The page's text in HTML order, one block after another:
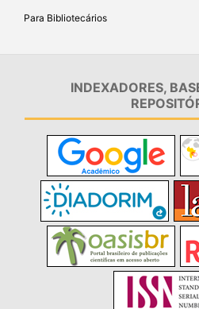
Para Bibliotecários
INDEXADORES,